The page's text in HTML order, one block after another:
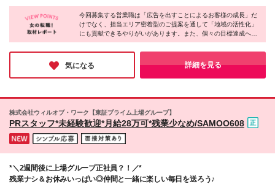
したい方へ／ →当社の事業はまさに地域密着、地域
貢献そのもののビジネスモデルです！
33万円＋インセンティブ＋賞与年2回＋諸手当）
◆720万円／35歳・入社8年目（月給41万円＋インセ
ンティブ＋賞与年2回＋諸手当） 【試用期間中】 ◆大
万9000円＋インセンティブ＋賞与年2回＋諸手当 ※上
記給与には22時間分（4万4300円～5万4100円）の固
率のインセンティブあり】 ◆インセンティブは高率
で、月最大20万円位になることもあります。 ◆営業
のSさんからのメッセージ 「インセンティブは月最大
で20万円くらいになることもあるため、私は固定給は
だけで暮らしています」
下鉄新宿線「岩本町駅」A4出口より徒歩3分 ◆JR各
線「秋葉原駅」昭和通り口より徒歩8分
今回募集する営業職は「広告を出すことによるお客様の成長」だ
けでなく、担当エリア密着型のご提案を通して「地域の活性化」
にも貢献できるやりがいがあります。また、個々の目標達成へ向
けて周囲がしっかりサポートする環境が整っており、未経験スタ
ートの先輩社員も多数活躍中とのこと。お客様のビジネスや地域
の発展を支えながら、自身も成長できる「ちょっとレアなお仕
事」にチャレンジしたい方にはオススメです♪
気になる 詳細を見る
株式会社ウィルオブ・ワーク【東証プライム上場グループ】
PRスタッフ*未経験歓迎*月給28万可*残業少なめ/SAMOO608
*＼2週間後に上場グループ正社員？！／*
残業ナシ＆お休みいっぱい◎仲間と一緒に楽しい毎日を送ろう♪